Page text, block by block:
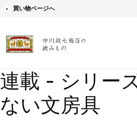
買い物ページへ
連載 - シリー
ない文房具